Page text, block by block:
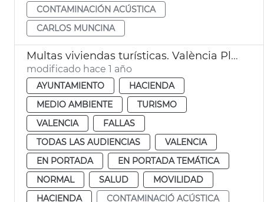
CONTAMINACIÓN ACÚSTICA
CARLOS MUNCINA
Multas viviendas turísticas. València Pleno
modificado hace 1 año
AYUNTAMIENTO
HACIENDA
MEDIO AMBIENTE
TURISMO
VALENCIA
FALLAS
TODAS LAS AUDIENCIAS
VALENCIA
EN PORTADA
EN PORTADA TEMÁTICA
NORMAL
SALUD
MOVILIDAD
HACIENDA
CONTAMINACIÓ ACÚSTICA